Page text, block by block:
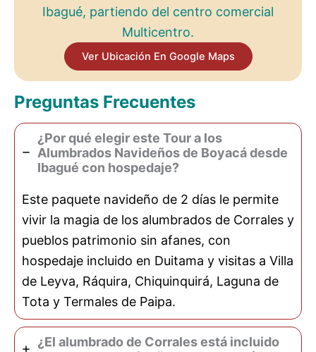
Ibagué, partiendo del centro comercial
Multicentro.
Ver Ubicación En Google Maps
Preguntas Frecuentes
¿Por qué elegir este Tour a los
Alumbrados Navideños de Boyacá desde
Ibagué con hospedaje?
Este paquete navideño de 2 días le permite
vivir la magia de los alumbrados de Corrales y
pueblos patrimonio sin afanes, con
hospedaje incluido en Duitama y visitas a Villa
de Leyva, Ráquira, Chiquinquirá, Laguna de
Tota y Termales de Paipa.
¿El alumbrado de Corrales está incluido